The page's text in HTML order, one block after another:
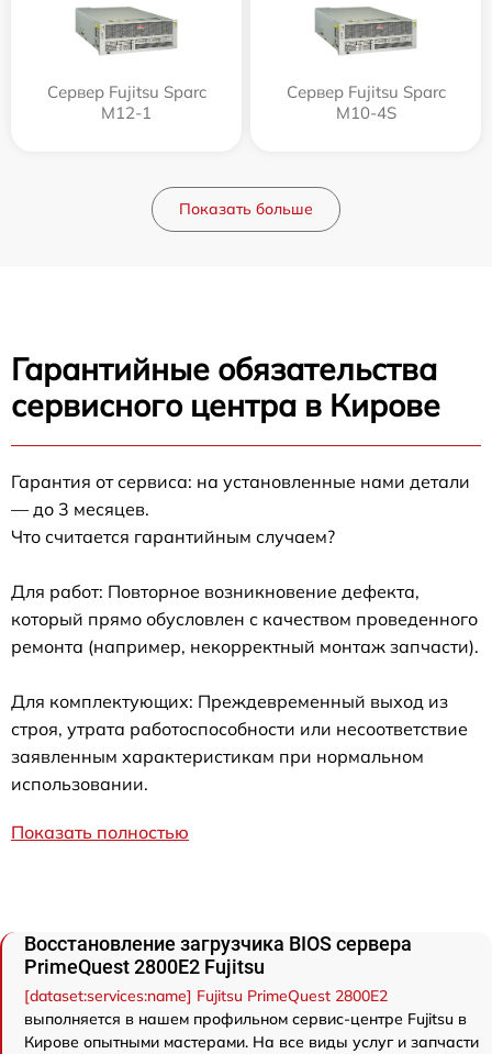
Сервер Fujitsu Sparc
M12-1
Сервер Fujitsu Sparc
M10-4S
Показать больше
Гарантийные обязательства
сервисного центра в Кирове
Гарантия от сервиса: на установленные нами детали
— до 3 месяцев.
Что считается гарантийным случаем?
Для работ: Повторное возникновение дефекта,
который прямо обусловлен с качеством проведенного
ремонта (например, некорректный монтаж запчасти).
Для комплектующих: Преждевременный выход из
строя, утрата работоспособности или несоответствие
заявленным характеристикам при нормальном
использовании.
Показать полностью
Восстановление загрузчика BIOS сервера
PrimeQuest 2800E2 Fujitsu
[dataset:services:name] Fujitsu PrimeQuest 2800E2
выполняется в нашем профильном сервис-центре Fujitsu в
Кирове опытными мастерами. На все виды услуг и запчасти